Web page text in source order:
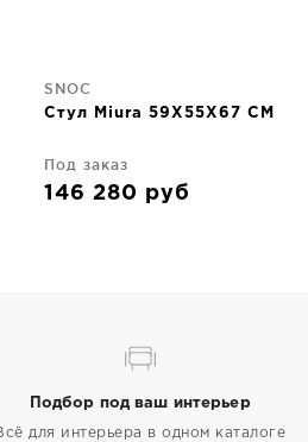
SNOC
Стул Miura 59X55X67 CM
Под заказ
146 280 руб
Подбор под ваш интерьер
для интерьера в одном каталоге